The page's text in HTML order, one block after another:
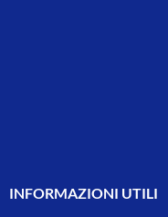
INFORMAZIONI UTILI